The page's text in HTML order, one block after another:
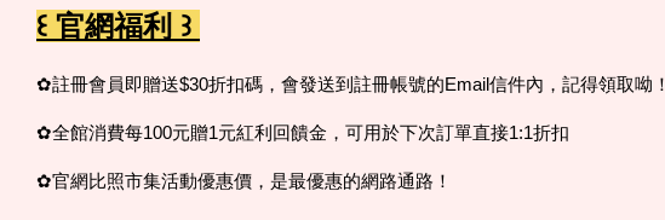
꒰ 官網福利 ꒱
✿註冊會員即贈送$30折扣碼，會發送到註冊帳號的Email信件內，記得領取呦！
✿全館消費每100元贈1元紅利回饋金，可用於下次訂單直接1:1折扣
✿官網比照市集活動優惠價，是最優惠的網路通路！